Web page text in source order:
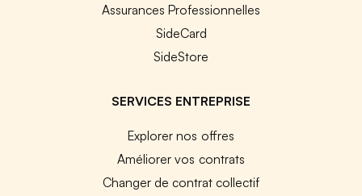
Assurances Professionnelles
SideCard
SideStore
SERVICES ENTREPRISE
Explorer nos offres
Améliorer vos contrats
Changer de contrat collectif